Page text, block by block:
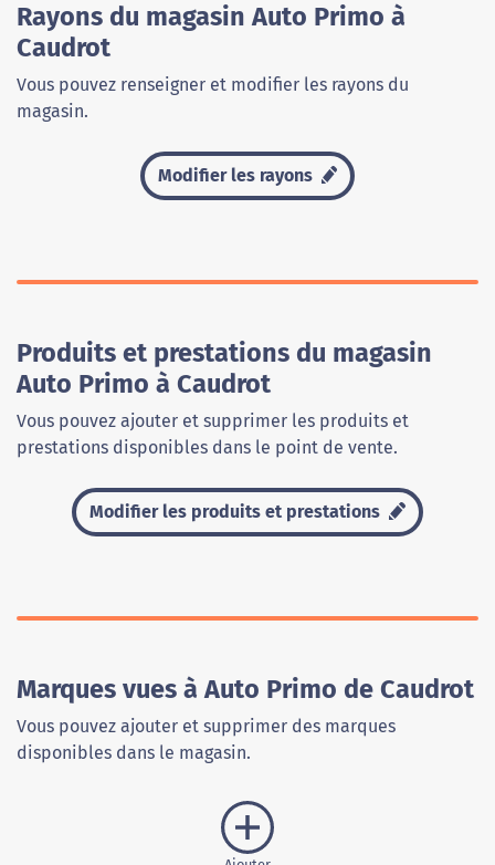
Rayons du magasin Auto Primo à
Caudrot
Vous pouvez renseigner et modifier les rayons du
magasin.
Modifier les rayons
Produits et prestations du magasin
Auto Primo à Caudrot
Vous pouvez ajouter et supprimer les produits et
prestations disponibles dans le point de vente.
Modifier les produits et prestations
Marques vues à Auto Primo de Caudrot
Vous pouvez ajouter et supprimer des marques
disponibles dans le magasin.